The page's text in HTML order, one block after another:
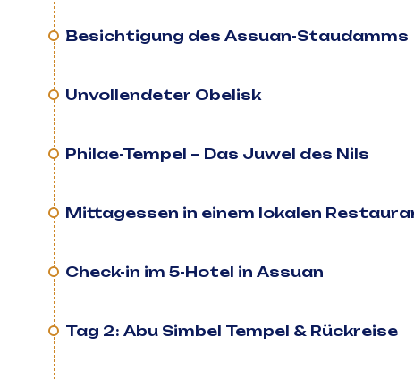
Besichtigung des Assuan-Staudamms
Unvollendeter Obelisk
Philae-Tempel – Das Juwel des Nils
Mittagessen in einem lokalen
Check-in im 5-Hotel in Assuan
Tag 2: Abu Simbel Tempel & Rückreise